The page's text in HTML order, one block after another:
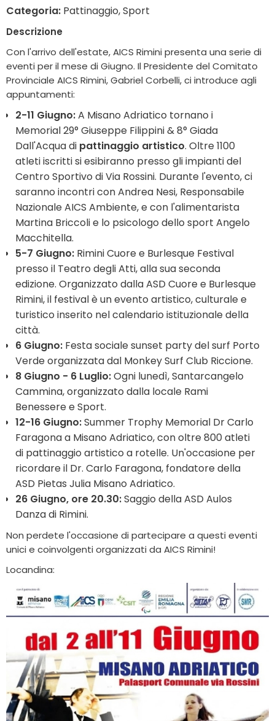
Categoria: Pattinaggio, Sport
Descrizione
Con l'arrivo dell'estate, AICS Rimini presenta una serie di
eventi per il mese di Giugno. Il Presidente del Comitato
Provinciale AICS Rimini, Gabriel Corbelli, ci introduce agli
appuntamenti:
2-11 Giugno:A Misano Adriatico tornano i
Memorial 29° Giuseppe Filippini & 8° Giada
Dall'Acqua di pattinaggio artistico. Oltre 1100
atleti iscritti si esibiranno presso gli impianti del
Centro Sportivo di Via Rossini. Durante l'evento, ci
saranno incontri con Andrea Nesi, Responsabile
Nazionale AICS Ambiente, e con l'alimentarista
Martina Briccoli e lo psicologo dello sport Angelo
Macchitella.
5-7 Giugno: Rimini Cuore e Burlesque Festival
presso il Teatro degli Atti, alla sua seconda
edizione. Organizzato dalla ASD Cuore e Burlesque
Rimini, il festival è un evento artistico, culturale e
turistico inserito nel calendario istituzionale della
città.
6 Giugno: Festa sociale sunset party del surf Porto
Verde organizzata dal Monkey Surf Club Riccione.
8 Giugno - 6 Luglio:Ogni lunedì, Santarcangelo
Cammina, organizzato dalla locale Rami
Benessere e Sport.
12-16 Giugno:Summer Trophy Memorial Dr Carlo
Faragona a Misano Adriatico, con oltre 800 atleti
di pattinaggio artistico a rotelle. Un'occasione per
ricordare il Dr. Carlo Faragona, fondatore della
ASD Pietas Julia Misano Adriatico.
26 Giugno, ore 20.30:Saggio della ASD Aulos
Danza di Rimini.
Non perdete l'occasione di partecipare a questi eventi
unici e coinvolgenti organizzati da AICS Rimini!
Locandina: